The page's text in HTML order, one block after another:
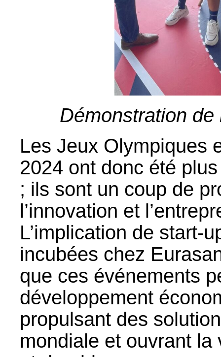
Démonstration
Les Jeux Olympiques
2024 ont donc été
; ils sont un coup de
l’innovation et
L’implication de start-
incubées chez
que ces événements
développement
propulsant des
mondiale et ouvrant